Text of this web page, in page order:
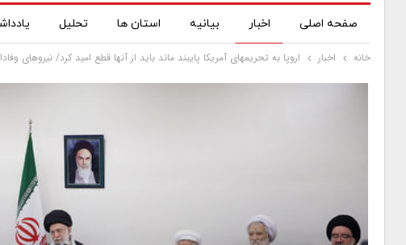
صفحه اصلی اخبار بیانیه استان ها تحلیل
خانه اخبار اروپا به تحریمهای آمریکا پایبند ماند باید از آنها قطع امید کرد/ نیروهای